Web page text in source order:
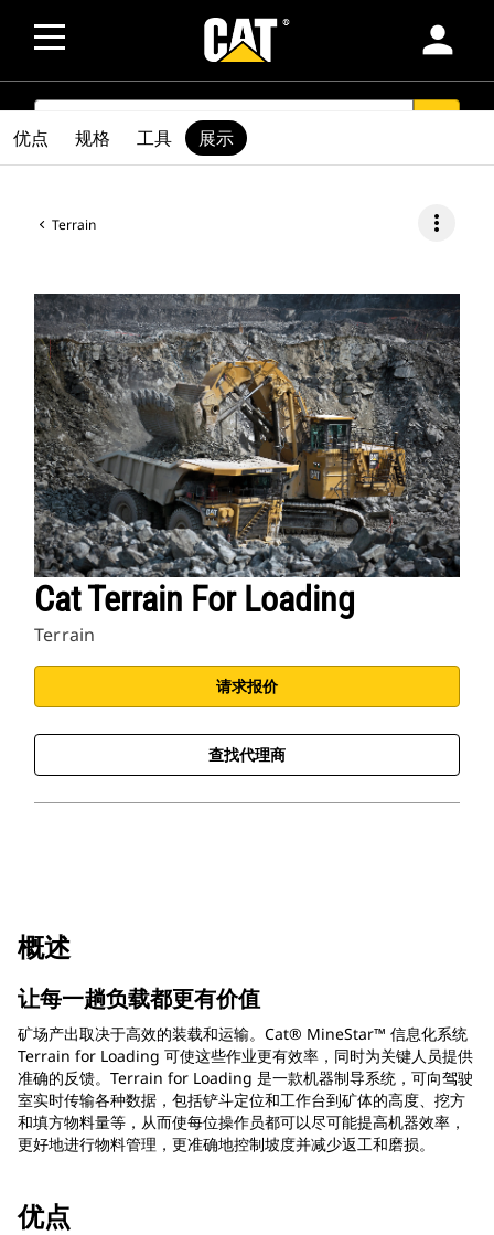
person
SEARCH
Terrain more_vert
Cat Terrain For Loading
Terrain
请求报价
查找代理商
优点 规格 工具 展示
概述
让每一趟负载都更有价值
矿场产出取决于高效的装载和运输。Cat® MineStar™ 信息化系统
Terrain for Loading 可使这些作业更有效率，同时为关键人员提供
准确的反馈。Terrain for Loading 是一款机器制导系统，可向驾驶
室实时传输各种数据，包括铲斗定位和工作台到矿体的高度、挖方
和填方物料量等，从而使每位操作员都可以尽可能提高机器效率，
更好地进行物料管理，更准确地控制坡度并减少返工和磨损。
优点